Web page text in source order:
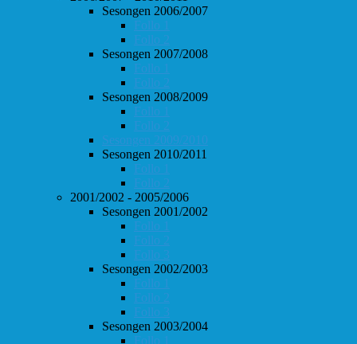
Sesongen 2006/2007
Follo 1
Follo 2
Sesongen 2007/2008
Follo 1
Follo 2
Sesongen 2008/2009
Follo 1
Follo 2
Sesongen 2009/2010
Sesongen 2010/2011
Follo 1
Follo 2
2001/2002 - 2005/2006
Sesongen 2001/2002
Follo 1
Follo 2
Follo 3
Sesongen 2002/2003
Follo 1
Follo 2
Follo 3
Sesongen 2003/2004
Follo 1